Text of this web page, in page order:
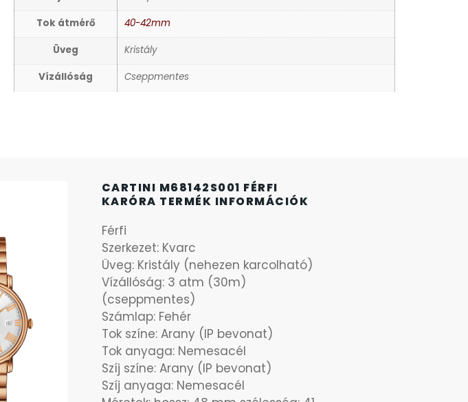
Tok átmérő 40-42mm
Üveg Kristály
Vízállóság Cseppmentes
CARTINI M68142S001 FÉRFI
KARÓRA TERMÉK INFORMÁCIÓK
Férfi
Szerkezet: Kvarc
Üveg: Kristály (nehezen karcolható)
Vízállóság: 3 atm (30m)
(cseppmentes)
Számlap: Fehér
Tok színe: Arany (IP bevonat)
Tok anyaga: Nemesacél
Szíj színe: Arany (IP bevonat)
Szíj anyaga: Nemesacél